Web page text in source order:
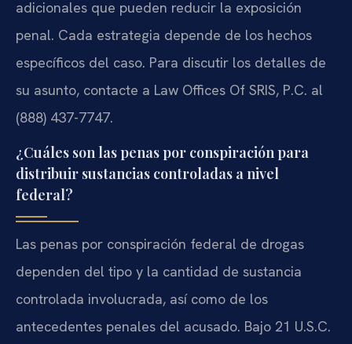
adicionales que pueden reducir la exposición
penal. Cada estrategia depende de los hechos
específicos del caso. Para discutir los detalles de
su asunto, contacte a Law Offices Of SRIS, P.C. al
(888) 437-7747.
¿Cuáles son las penas por conspiración para
distribuir sustancias controladas a nivel
federal?
Las penas por conspiración federal de drogas
dependen del tipo y la cantidad de sustancia
controlada involucrada, así como de los
antecedentes penales del acusado. Bajo 21 U.S.C.